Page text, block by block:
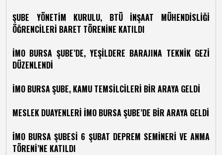
ŞUBE YÖNETİM KURULU, BTÜ İNŞAAT MÜHENDİSLİĞİ
ÖĞRENCİLERİ BARET TÖRENİNE KATILDI
İMO BURSA ŞUBE’DE, YEŞİLDERE BARAJINA TEKNİK GEZİ
DÜZENLENDİ
İMO BURSA ŞUBE, KAMU TEMSİLCİLERİ BİR ARAYA GELDİ
MESLEK DUAYENLERİ İMO BURSA ŞUBE’DE BİR ARAYA GELDİ
İMO BURSA ŞUBESİ 6 ŞUBAT DEPREM SEMİNERİ VE ANMA
TÖRENİ’NE KATILDI